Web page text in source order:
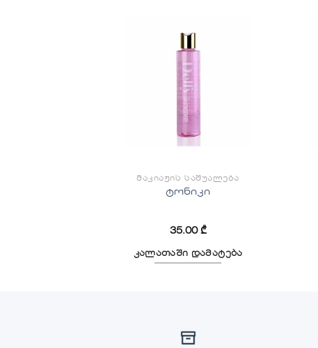
ᲛᲐᲙᲘᲐᲟᲘᲡ ᲡᲐᲨᲣᲐᲚᲔᲑᲐ
ტონიკი
35.00 ₾
კალათაში დამატება